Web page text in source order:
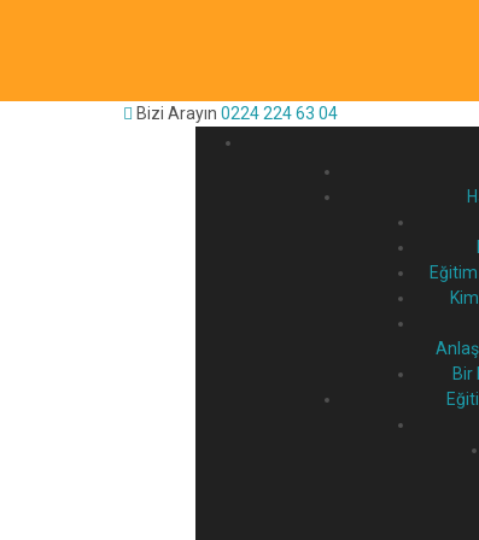
Bizi Arayın 0224 224 63 04
Bir